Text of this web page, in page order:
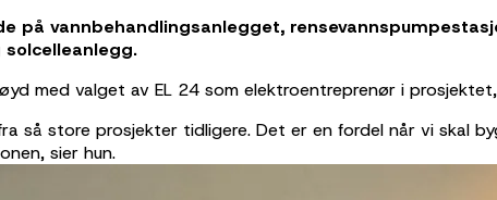
vannbehandlingsanlegget,
med valget av EL 24 som elektroentreprenør i
så store prosjekter tidligere. Det er en fordel når vi skal
sier hun.